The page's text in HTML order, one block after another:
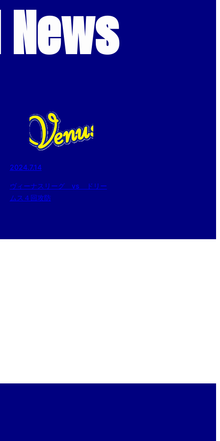
2024.7.14
ヴィーナスリーグ vs ドリー
ムス４回攻防